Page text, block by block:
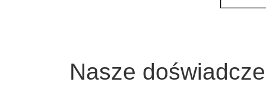
Nasze doświa